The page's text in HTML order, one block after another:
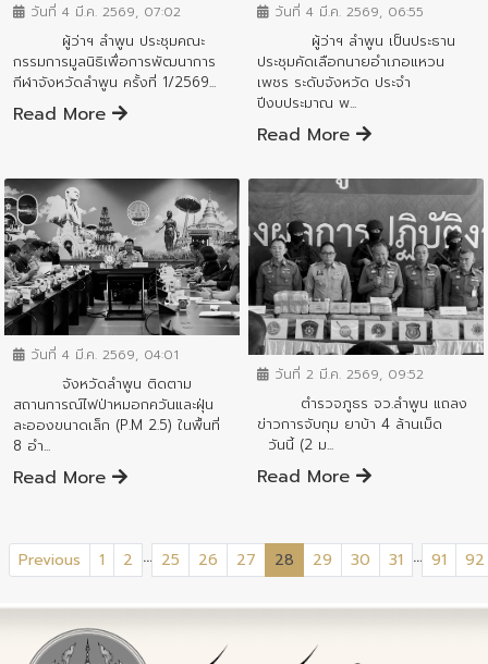
วันที่ 4 มี.ค. 2569, 07:02
ผู้ว่าฯ ลำพูน ประชุมคณะ
กรรมการมูลนิธิเพื่อการพัฒนาการ
กีฬาจังหวัดลำพูน ครั้งที่ 1/2569...
Read More
วันที่ 4 มี.ค. 2569, 06:55
ผู้ว่าฯ ลำพูน เป็นประธาน
ประชุมคัดเลือกนายอำเภอแหวน
เพชร ระดับจังหวัด ประจำ
ปีงบประมาณ พ...
Read More
ข่าวสารจังหวัด
วันที่ 4 มี.ค. 2569, 04:01
จังหวัดลำพูน ติดตาม
สถานการณ์ไฟป่าหมอกควันและฝุ่น
ละอองขนาดเล็ก (P.M 2.5) ในพื้นที่
8 อำ...
Read More
ข่าวสารจังหวัด
วันที่ 2 มี.ค. 2569, 09:52
ตำรวจภูธร จว.ลำพูน แถลง
ข่าวการจับกุม ยาบ้า 4 ล้านเม็ด
วันนี้ (2 ม...
Read More
Previous 1 2 ... 25 26 27 28 (current)
29 30 31 ... 91 92